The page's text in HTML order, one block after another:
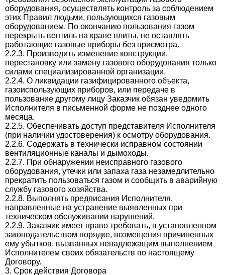
оборудования, осуществлять контроль за соблюдением
этих Правил людьми, пользующихся газовым
оборудованием. По окончанию пользования газом
перекрыть вентиль на кране плиты, не оставлять
работающие газовые приборы без присмотра.
2.2.3. Производить изменение конструкции,
перестановку или замену газового оборудования только
силами специализированной организации.
2.2.4. О ликвидации газифицированного объекта,
газоиспользующих приборов, или передаче в
пользование другому лицу Заказчик обязан уведомить
Исполнителя в письменной форме не позднее одного
месяца.
2.2.5. Обеспечивать доступ представителя Исполнителя
(при наличии удостоверения) к осмотру оборудования.
2.2.6. Содержать в технически исправном состоянии
вентиляционные каналы и дымоходы.
2.2.7. При обнаружении неисправного газового
оборудования, утечки или запаха газа незамедлительно
прекратить пользоваться газом и сообщить в аварийную
службу газового хозяйства.
2.2.8. Выполнять предписания Исполнителя,
направленные на устранение выявленных при
техническом обслуживании нарушений.
2.2.9. Заказчик имеет право требовать, в установленном
законодательством порядке, возмещения причиненных
ему убытков, вызванных ненадлежащим выполнением
Исполнителем своих обязательств по настоящему
Договору.
3. Срок действия Договора